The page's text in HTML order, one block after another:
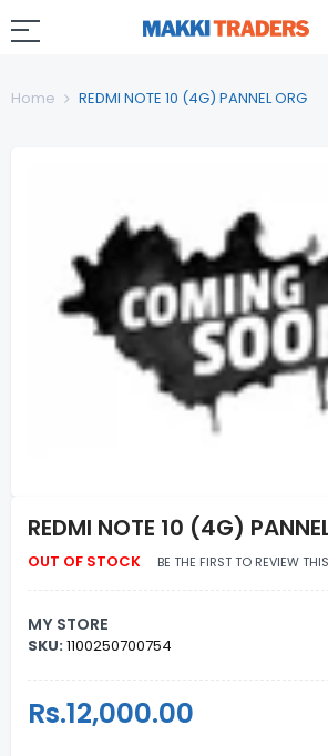
Home REDMI NOTE 10 (4G) PANNEL ORG
REDMI NOTE 10 (4G)
OUT OF STOCK BE THE FIRST TO REVIEW
MY STORE
SKU:1100250700754
Regular
Price
Rs.12,000.00